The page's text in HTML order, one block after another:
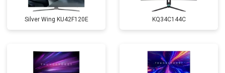
Silver Wing KU42F120E KQ34C144C